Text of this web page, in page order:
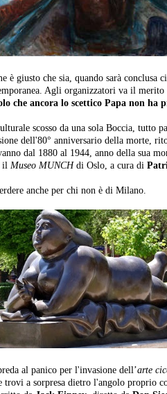
è giusto che sia, quando sarà
Agli organizzatori va il
che ancora lo scettico Papa non ha
scosso da una sola Boccia, tutto
dell'80° anniversario della morte,
dal 1880 al 1944, anno della sua
il Museo MUNCHdi Oslo, a cura di
anche per chi non è di Milano.
al panico per l'invasione dell’arte
trovi a sorpresa dietro l'angolo